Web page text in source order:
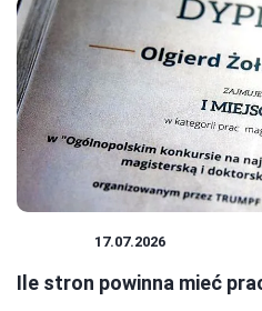
17.07.2026
Ile stron powinna mieć